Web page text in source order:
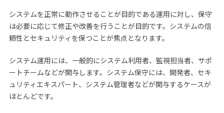
システムを正常に動作させることが目的である運用に対し、保守
は必要に応じて修正や改善を行うことが目的です。システムの信
頼性とセキュリティを保つことが焦点となります。
システム運用には、一般的にシステム利用者、監視担当者、サポ
ートチームなどが関与します。システム保守には、開発者、セキ
ュリティエキスパート、システム管理者などが関与するケースが
ほとんどです。